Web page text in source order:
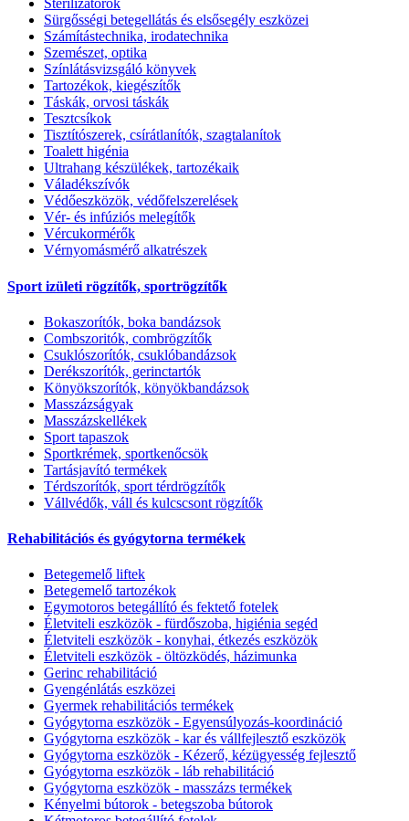
Sterilizátorok
Sürgősségi betegellátás és elsősegély eszközei
Számítástechnika, irodatechnika
Szemészet, optika
Színlátásvizsgáló könyvek
Tartozékok, kiegészítők
Táskák, orvosi táskák
Tesztcsíkok
Tisztítószerek, csírátlanítók, szagtalanítok
Toalett higénia
Ultrahang készülékek, tartozékaik
Váladékszívók
Védőeszközök, védőfelszerelések
Vér- és infúziós melegítők
Vércukormérők
Vérnyomásmérő alkatrészek
Sport izületi rögzítők, sportrögzítők
Bokaszorítók, boka bandázsok
Combszoritók, combrögzítők
Csuklószorítók, csuklóbandázsok
Derékszorítók, gerinctartók
Könyökszorítók, könyökbandázsok
Masszázságyak
Masszázskellékek
Sport tapaszok
Sportkrémek, sportkenőcsök
Tartásjavító termékek
Térdszorítók, sport térdrögzítők
Vállvédők, váll és kulcscsont rögzítők
Rehabilitációs és gyógytorna termékek
Betegemelő liftek
Betegemelő tartozékok
Egymotoros betegállító és fektető fotelek
Életviteli eszközök - fürdőszoba, higiénia segéd
Életviteli eszközök - konyhai, étkezés eszközök
Életviteli eszközök - öltözködés, házimunka
Gerinc rehabilitáció
Gyengénlátás eszközei
Gyermek rehabilitációs termékek
Gyógytorna eszközök - Egyensúlyozás-koordináció
Gyógytorna eszközök - kar és vállfejlesztő eszközök
Gyógytorna eszközök - Kézerő, kézügyesség fejlesztő
Gyógytorna eszközök - láb rehabilitáció
Gyógytorna eszközök - masszázs termékek
Kényelmi bútorok - betegszoba bútorok